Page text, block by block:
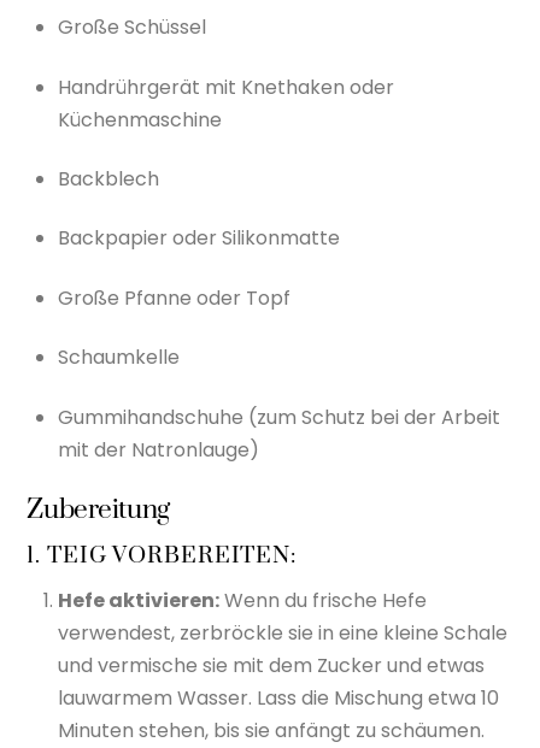
Große Schüssel
Handrührgerät mit Knethaken oder
Küchenmaschine
Backblech
Backpapier oder Silikonmatte
Große Pfanne oder Topf
Schaumkelle
Gummihandschuhe (zum Schutz bei der Arbeit
mit der Natronlauge)
Zubereitung
1. TEIG VORBEREITEN:
Hefe aktivieren:Wenn du frische Hefe
verwendest, zerbröckle sie in eine kleine Schale
und vermische sie mit dem Zucker und etwas
lauwarmem Wasser. Lass die Mischung etwa 10
Minuten stehen, bis sie anfängt zu schäumen.